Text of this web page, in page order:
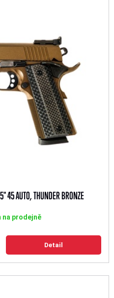
45 AUTO, THUNDER BRONZE
na prodejně
Detail